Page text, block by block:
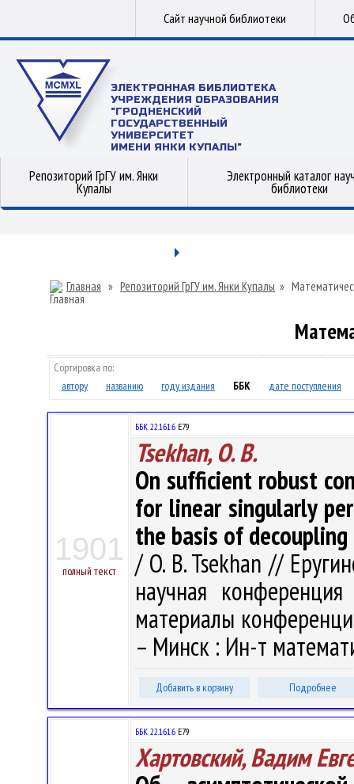
Сайт научной библиотеки
ЭЛЕКТРОННАЯ БИБЛИОТЕКА
УЧРЕЖДЕНИЯ ОБРАЗОВАНИЯ
"ГРОДНЕНСКИЙ
ГОСУДАРСТВЕННЫЙ
УНИВЕРСИТЕТ
ИМЕНИ ЯНКИ КУПАЛЫ"
Репозиторий ГрГУ им. Янки
Купалы
Электронный каталог
библиотеки
Главная » Репозиторий ГрГУ им. Янки Купалы »
Сортировка по:
автору
названию году издания ББК дате поступления
1901
полный текст
ББК 22.161.6 Е79
Tsekhan, O. B.
On sufficient robust
for linear singularly
the basis of
/ O. B. Tsekhan //
научная
материалы
– Минск : Ин-т
Добавить в корзину Подробнее
ББК 22.161.6 Е79
Хартовский, Вадим